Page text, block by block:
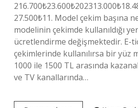
27.500₺11. Model çekim başına
modelinin çekimde kullanıldığı
ücretlendirme değişmektedir. E-
çekimlerinde kullanılırsa bir yüz
1000 ile 1500 TL arasında
ve TV kanallarında…